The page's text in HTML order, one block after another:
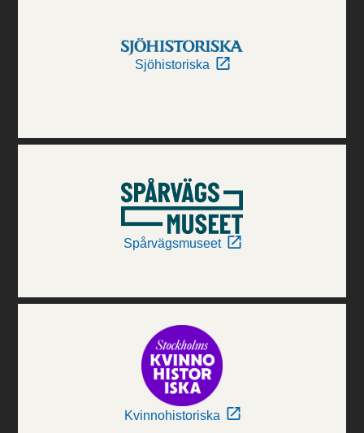
Sjöhistoriska
Spårvägsmuseet
Kvinnohistoriska